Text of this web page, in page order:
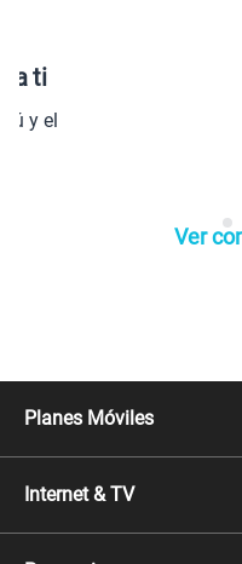
Los
lo
Ver
Planes Móviles
Línea Nueva
Línea Adicional
Internet & TV